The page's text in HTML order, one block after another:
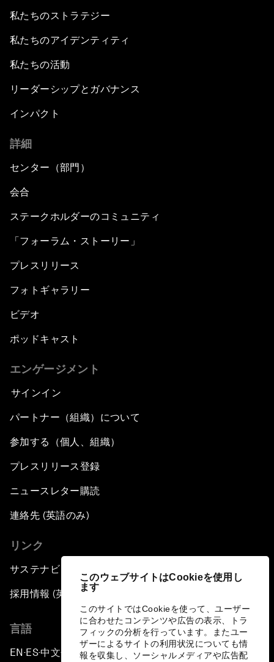
このウェブサイトはCookieを使用し
ます
このサイトではCookieを使って、ユーザー
に合わせたコンテンツや広告の表示、トラ
フィックの分析を行っています。またユー
ザーによるサイトの利用状況についても情
報を収集し、ソーシャルメディアや広告配
私たちのストラテジー
私たちのアイデンティティ
私たちの活動
リーダーシップとガバナンス
インパクト
詳細
センター（部門）
会合
ステークホルダーのコミュニティ
「フォーラム・ストーリー」
プレスリリース
フォトギャラリー
ビデオ
ポッドキャスト
エンゲージメント
サインイン
パートナー（組織）について
参加する（個人、組織）
プレスリリース登録
ニュースレター購読
連絡先 (英語のみ)
リンク
サステナビリティへの取り組み
採用情報 (英語のみ)
言語
EN ▪ES▪中文▪ 日本語